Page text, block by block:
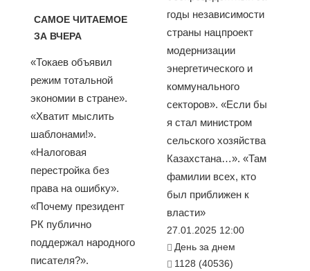
САМОЕ ЧИТАЕМОЕ
ЗА ВЧЕРА
«Токаев объявил
режим тотальной
экономии в стране».
«Хватит мыслить
шаблонами!».
«Налоговая
перестройка без
права на ошибку».
«Почему президент
РК публично
поддержал народного
писателя?».
годы независимости
страны нацпроект
модернизации
энергетического и
коммунального
секторов». «Если бы
я стал министром
сельского хозяйства
Казахстана…». «Там
фамилии всех, кто
был приближен к
власти»
27.01.2025 12:00
День за днем
1128 (40536)